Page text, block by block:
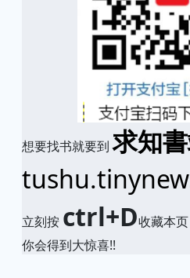
想要找书就要到求知
立刻按 ctrl+D收藏本页
你会得到大惊喜!!